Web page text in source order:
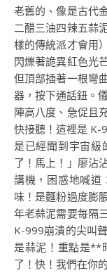
老舊的、像是古代
二醋三油四辣五蒜
樣的傳統派才會用
閃爍著詭異紅色光
但頂部插著一根彎
器，按下通話鈕。
陣高八度、急促且
快接聽！這裡是 K-
是已經聞到宇宙級
了！馬上！」廖沾
講機，困惑地喊道
味！是麵粉過度膨
年老蒜泥需要每隔
K-999崩潰的尖叫
是蒜泥！重點是**
了！快！我們在你